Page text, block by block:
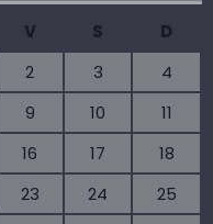
V S
D
2 3
4
9 10
11
16 17
18
23 24
25